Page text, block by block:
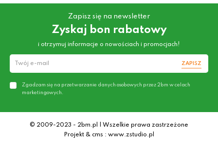
Zapisz się na newsletter
Zyskaj bon rabatowy
i otrzymuj informacje o nowościach i promocjach!
ZAPISZ
Zgadzam się na przetwarzanie danych osobowych przez 2bm w celach
marketingowych.
© 2009-2023 - 2bm.pl | Wszelkie prawa zastrzeżone
Projekt & cms : www.zstudio.pl